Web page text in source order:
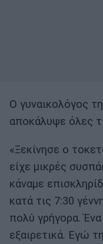
Ο γυναικολόγος
αποκάλυψε όλες
«Ξεκίνησε ο
είχε μικρές
κάναμε
κατά τις 7:30
πολύ γρήγορα.
εξαιρετικά. Εγώ